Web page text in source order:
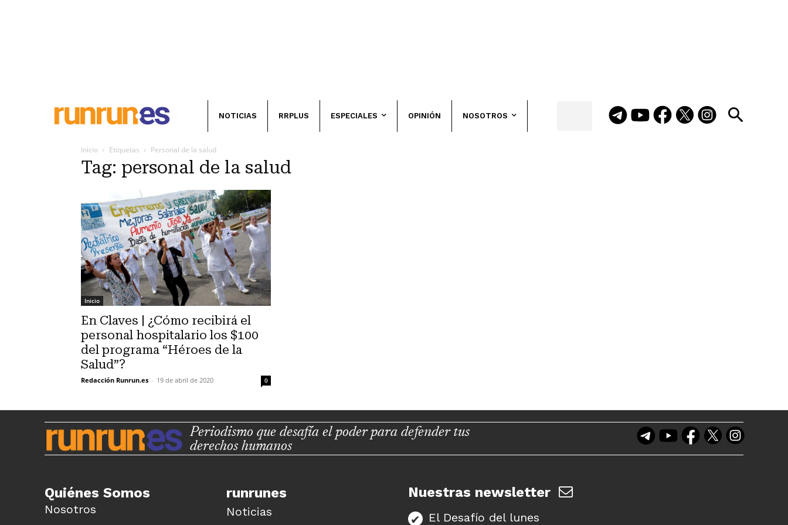
NOTICIAS RRPLUS ESPECIALES OPINIÓN NOSOTROS
Inicio Etiquetas Personal de la salud
Tag: personal de la salud
Inicio
En Claves | ¿Cómo recibirá el
personal hospitalario los $100
del programa “Héroes de la
Salud”?
Redacción Runrun.es - 19 de abril de 2020 0
Periodismo que desafía el poder para defender tus
derechos humanos
Quiénes Somos
Nosotros
runrunes
Noticias
Nuestras newsletter
El Desafío del lunes